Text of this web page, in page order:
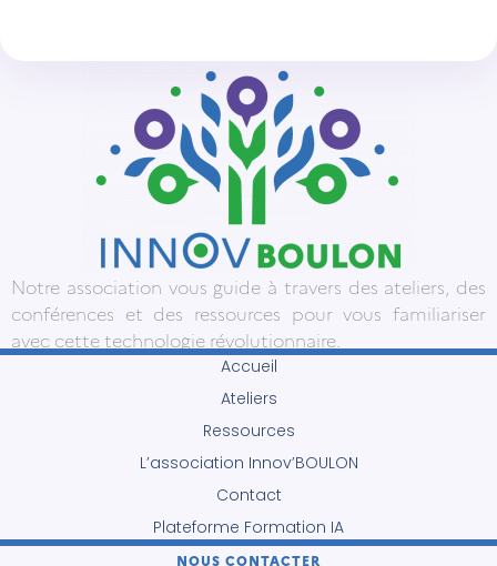
Notre association vous guide à travers des ateliers, des
conférences et des ressources pour vous familiariser
avec cette technologie révolutionnaire.
Accueil
Ateliers
Ressources
L’association Innov’BOULON
Contact
Plateforme Formation IA
NOUS CONTACTER